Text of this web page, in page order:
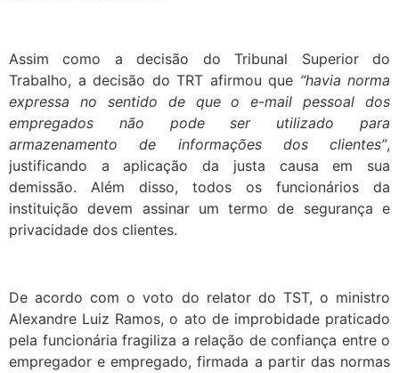
Assim como a decisão do Tribunal Superior do
Trabalho, a decisão do TRT afirmou que “havia norma
expressa no sentido de que o e-mail pessoal dos
empregados não pode ser utilizado para
armazenamento de informações dos clientes”,
justificando a aplicação da justa causa em sua
demissão. Além disso, todos os funcionários da
instituição devem assinar um termo de segurança e
privacidade dos clientes.
De acordo com o voto do relator do TST, o ministro
Alexandre Luiz Ramos, o ato de improbidade praticado
pela funcionária fragiliza a relação de confiança entre o
empregador e empregado, firmada a partir das normas